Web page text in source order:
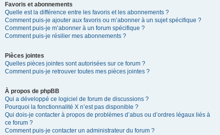
Favoris et abonnements
Quelle est la différence entre les favoris et les abonnements ?
Comment puis-je ajouter aux favoris ou m’abonner à un sujet spécifique ?
Comment puis-je m’abonner à un forum spécifique ?
Comment puis-je résilier mes abonnements ?
Pièces jointes
Quelles pièces jointes sont autorisées sur ce forum ?
Comment puis-je retrouver toutes mes pièces jointes ?
À propos de phpBB
Qui a développé ce logiciel de forum de discussions ?
Pourquoi la fonctionnalité X n’est pas disponible ?
Qui dois-je contacter à propos de problèmes d’abus ou d’ordres légaux liés à
ce forum ?
Comment puis-je contacter un administrateur du forum ?